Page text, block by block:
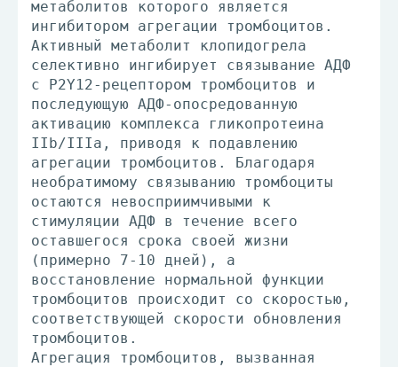
метаболитов которого является
ингибитором агрегации тромбоцитов.
Активный метаболит клопидогрела
селективно ингибирует связывание АДФ
с P2Y12-рецептором тромбоцитов и
последующую АДФ-опосредованную
активацию комплекса гликопротеина
IIb/IIIа, приводя к подавлению
агрегации тромбоцитов. Благодаря
необратимому связыванию тромбоциты
остаются невосприимчивыми к
стимуляции АДФ в течение всего
оставшегося срока своей жизни
(примерно 7-10 дней), а
восстановление нормальной функции
тромбоцитов происходит со скоростью,
соответствующей скорости обновления
тромбоцитов.
Агрегация тромбоцитов, вызванная